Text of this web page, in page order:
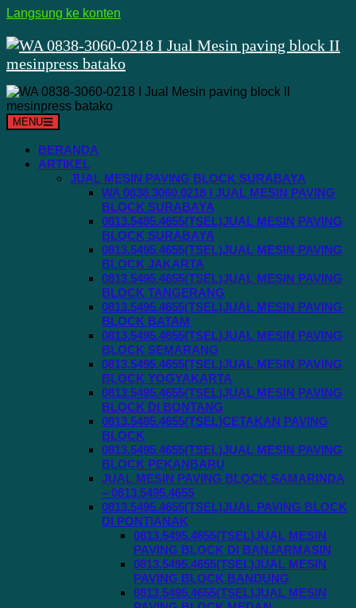
Langsung ke konten
MENU
BERANDA
ARTIKEL
JUAL MESIN PAVING BLOCK SURABAYA
WA 0838.3060.0218 I JUAL MESIN PAVING
BLOCK SURABAYA
0813.5495.4655(TSEL)JUAL MESIN PAVING
BLOCK SURABAYA
0813.5495.4655(TSEL)JUAL MESIN PAVING
BLOCK JAKARTA
0813.5495.4655(TSEL)JUAL MESIN PAVING
BLOCK TANGERANG
0813.5495.4655(TSEL)JUAL MESIN PAVING
BLOCK BATAM
0813.5495.4655(TSEL)JUAL MESIN PAVING
BLOCK SEMARANG
0813.5495.4655(TSEL)JUAL MESIN PAVING
BLOCK YOGYAKARTA
0813.5495.4655(TSEL)JUAL MESIN PAVING
BLOCK DI BONTANG
0813.5495.4655(TSEL)CETAKAN PAVING
BLOCK
0813.5495.4655(TSEL)JUAL MESIN PAVING
BLOCK PEKANBARU
JUAL MESIN PAVING BLOCK SAMARINDA
– 0813.5495.4655
0813.5495.4655(TSEL)JUAL PAVING BLOCK
DI PONTIANAK
0813.5495.4655(TSEL)JUAL MESIN
PAVING BLOCK DI BANJARMASIN
0813.5495.4655(TSEL)JUAL MESIN
PAVING BLOCK BANDUNG
0813.5495.4655(TSEL)JUAL MESIN